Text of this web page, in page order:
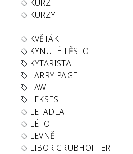
KURZ
KURZY
KVĚTÁK
KYNUTÉ TĚSTO
KYTARISTA
LARRY PAGE
LAW
LEKSES
LETADLA
LÉTO
LEVNĚ
LIBOR GRUBHOFFER